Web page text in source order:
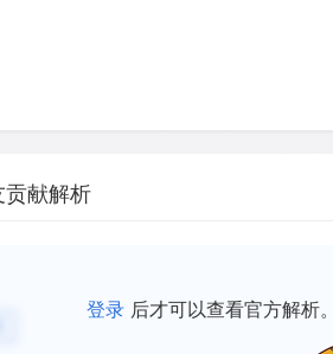
贡献解析
登录 后才可以查看官方解析